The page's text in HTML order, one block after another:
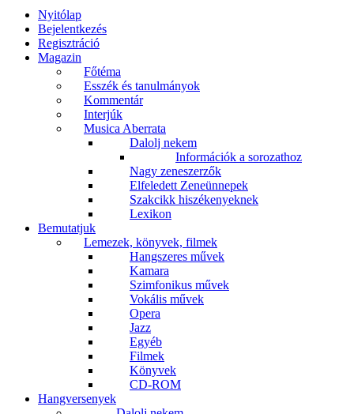
Nyitólap
Bejelentkezés
Regisztráció
Magazin
Főtéma
Esszék és tanulmányok
Kommentár
Interjúk
Musica Aberrata
Dalolj nekem
Információk a sorozathoz
Nagy zeneszerzők
Elfeledett Zeneünnepek
Szakcikk hiszékenyeknek
Lexikon
Bemutatjuk
Lemezek, könyvek, filmek
Hangszeres művek
Kamara
Szimfonikus művek
Vokális művek
Opera
Jazz
Egyéb
Filmek
Könyvek
CD-ROM
Hangversenyek